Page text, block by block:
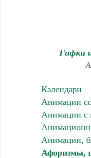
Гифки
Календари
Анимации
Анимации с
Анимации,
Афоризмы,